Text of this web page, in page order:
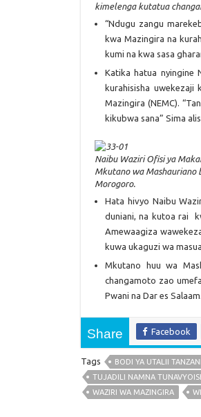
kimelenga kutatua
“Ndugu zangu
kwa Mazingira na
kumi na kwa sasa
Katika hatua nyingine
kurahisisha
Mazingira (NEMC).
kikubwa sana” Sima
Naibu Waziri Ofisi ya
Mkutano wa Mashauriano
Morogoro.
Hata hivyo Naibu
duniani, na kutoa rai
Amewaagiza
kuwa ukaguzi wa
Mkutano huu wa
changamoto zao
Pwani na Dar es
Share Facebook
Tags BODI YA UTALII
TUJADILI NAMNA
WAZIRI WA MAZINGIRA